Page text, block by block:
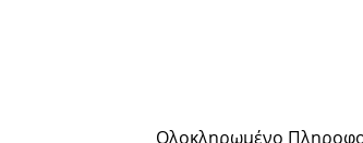
Ολοκληρωμένο